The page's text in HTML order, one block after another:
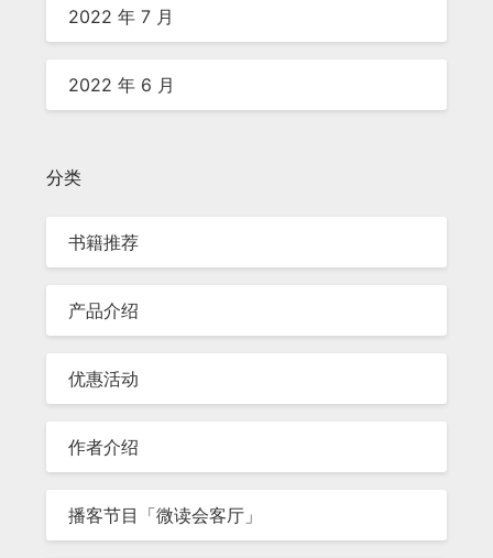
2022 年 7 月
2022 年 6 月
分类
书籍推荐
产品介绍
优惠活动
作者介绍
播客节目「微读会客厅」